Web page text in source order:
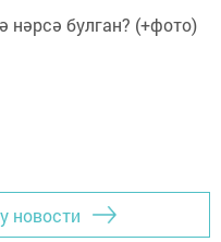
новости